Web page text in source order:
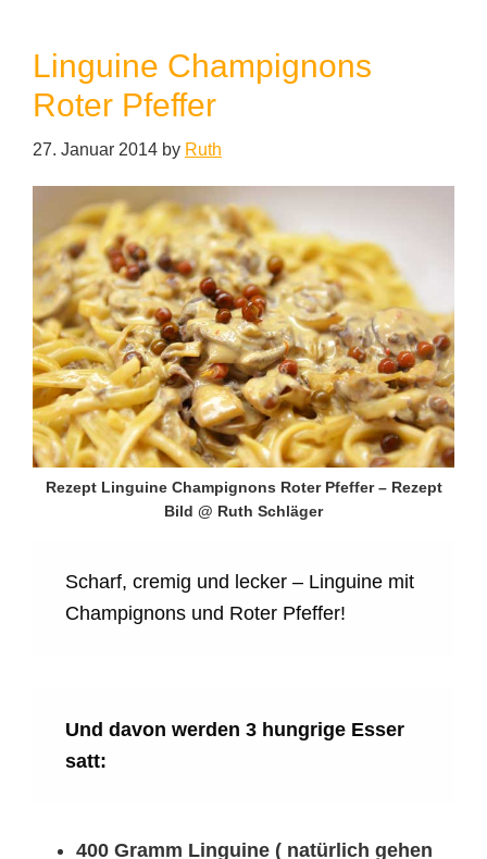
Linguine Champignons
Roter Pfeffer
27. Januar 2014 by Ruth
Rezept Linguine Champignons Roter Pfeffer – Rezept
Bild @ Ruth Schläger
Scharf, cremig und lecker – Linguine mit
Champignons und Roter Pfeffer!
Und davon werden 3 hungrige Esser
satt:
400 Gramm Linguine ( natürlich gehen